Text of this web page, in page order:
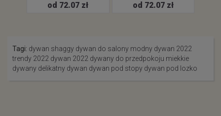
od 72.07 zł od 72.07 zł
Tagi: dywan shaggy dywan do salony modny dywan 2022
trendy 2022 dywan 2022 dywany do przedpokoju miekkie
dywany delikatny dywan dywan pod stopy dywan pod lozko